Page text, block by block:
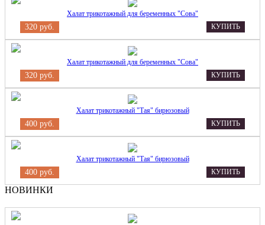
Халат трикотажный для беременных "Сова"
320 руб. КУПИТЬ
Халат трикотажный для беременных "Сова"
320 руб. КУПИТЬ
Халат трикотажный "Тая" бирюзовый
400 руб. КУПИТЬ
Халат трикотажный "Тая" бирюзовый
400 руб. КУПИТЬ
НОВИНКИ